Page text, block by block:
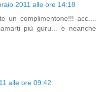
2011 alle ore 14:18
un complimentone!!! acc....
più guru... e neanche
alle ore 09:42